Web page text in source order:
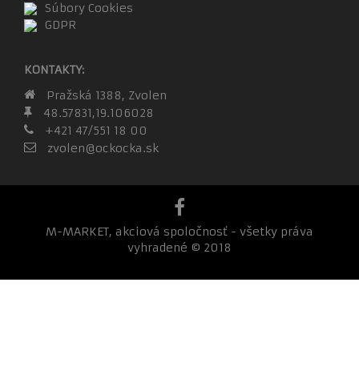
Súbory Cookies
GDPR
KONTAKTY:
Pražská 1388, Zvolen
48.57831,19.106028
+421 47/551 18 00
zvolen@ockocka.sk
M-MARKET, akciová spoločnosť - všetky práva
vyhradené © 2018